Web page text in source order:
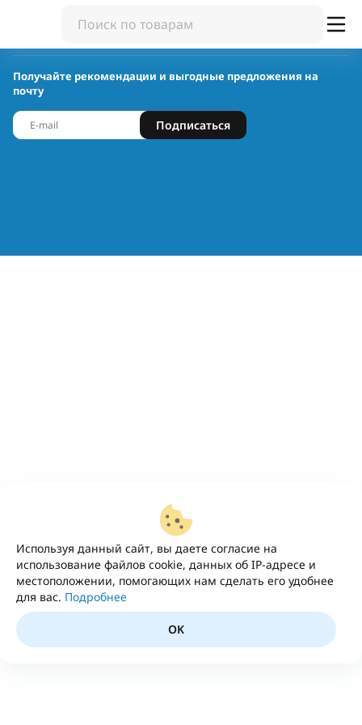
Используя данный сайт, вы даете согласие на
использование файлов cookie, данных об IP-адресе и
местоположении, помогающих нам сделать его удобнее
для вас. Подробнее
OK
Получайте рекомендации и выгодные предложения на
почту
Подписаться